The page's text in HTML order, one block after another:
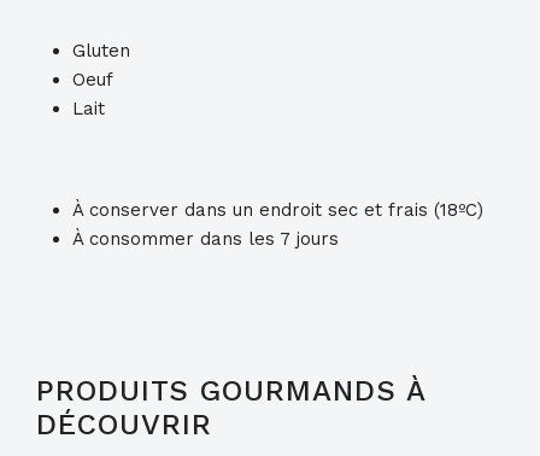
Gluten
Oeuf
Lait
À conserver dans un endroit sec et frais (18ºC)
À consommer dans les 7 jours
PRODUITS GOURMANDS À
DÉCOUVRIR